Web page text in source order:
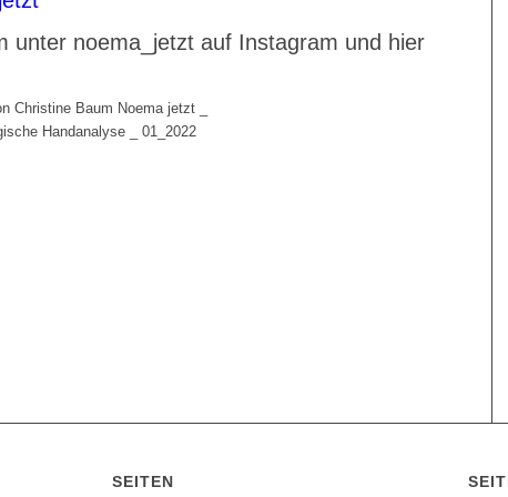
unter noema_jetzt auf Instagram und hier
SEITEN